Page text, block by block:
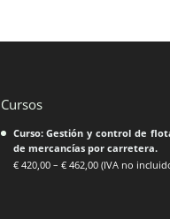
Cursos
Curso: Gestión y control de
de mercancías por carretera.
€420,00– €462,00 (IVA no